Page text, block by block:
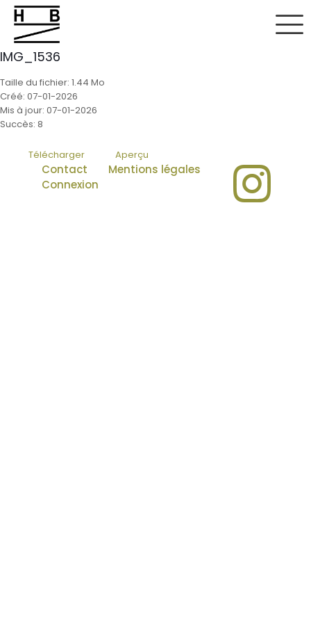
IMG_1536
Taille du fichier: 1.44 Mo
Créé: 07-01-2026
Mis à jour: 07-01-2026
Succès: 8
Télécharger Aperçu
Contact
Mentions légales
Connexion